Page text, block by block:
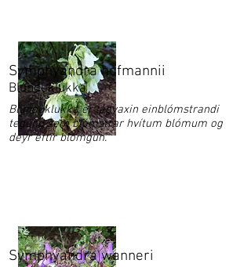
Blúnduklukka
Symphyandra hofmannii
Blúnduklukka er lágvaxin einblómstrandi
tegund sem blómstrar hvítum blómum og
deyr eftir blómgun.
Symphyandra wanneri